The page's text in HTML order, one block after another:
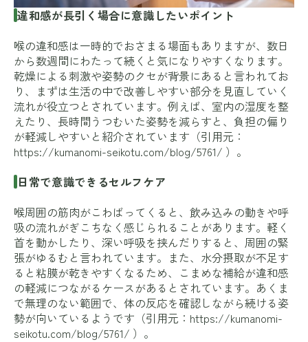
違和感が長引く場合に意識したいポイント
喉の違和感は一時的でおさまる場面もありますが、数日
から数週間にわたって続くと気になりやすくなります。
乾燥による刺激や姿勢のクセが背景にあると言われてお
り、まずは生活の中で改善しやすい部分を見直していく
流れが役立つとされています。例えば、室内の湿度を整
えたり、長時間うつむいた姿勢を減らすと、負担の偏り
が軽減しやすいと紹介されています（引用元：
https://kumanomi-seikotu.com/blog/5761/ ）。
日常で意識できるセルフケア
喉周囲の筋肉がこわばってくると、飲み込みの動きや呼
吸の流れがぎこちなく感じられることがあります。軽く
首を動かしたり、深い呼吸を挟んだりすると、周囲の緊
張がゆるむと言われています。また、水分摂取が不足す
ると粘膜が乾きやすくなるため、こまめな補給が違和感
の軽減につながるケースがあるとされています。あくま
で無理のない範囲で、体の反応を確認しながら続ける姿
勢が向いているようです（引用元： https://kumanomi-
seikotu.com/blog/5761/ ）。